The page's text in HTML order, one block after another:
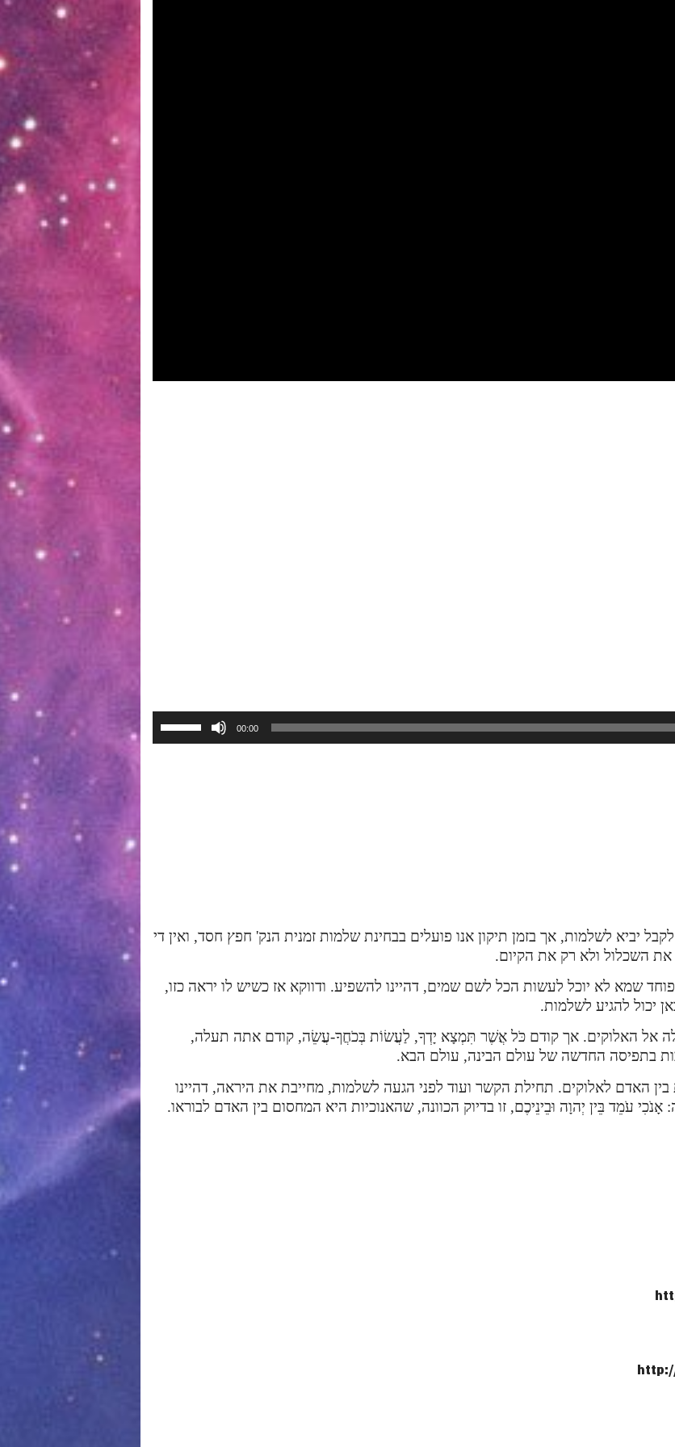
00:00
במקש
למעלה/למטה
להגביר
עוצמת
יביא לשלמות, אך בזמן תיקון אנו פועלים בבחינת שלמות זמנית הנק' חפץ חסד, ואין די
השכלול ולא רק את הקיום.
שמא לא יוכל לעשות הכל לשם שמים, דהיינו להשפיע. ודווקא אז כשיש לו יראה כזו,
יכול להגיע לשלמות.
אל האלוקים. אך קודם כֹּל אֲשֶׁר תִּמְצָא יָדְךָ, לַעֲשׂוֹת בְּכֹחֲךָ-עֲשֵׂה, קודם אתה תעלה,
בתפיסה החדשה של עולם הבינה, עולם הבא.
האדם לאלוקים. תחילת הקשר ועוד לפני הגעה לשלמות, מחייבת את היראה, דהיינו
עֹמֵד בֵּין יְהוָה וּבֵינֵיכֶם, זו בדיוק הכוונה, שהאנוכיות היא המחסום בין האדם לבוראו.